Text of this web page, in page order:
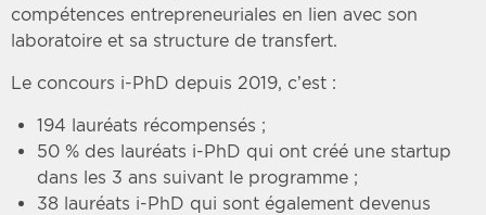
compétences entrepreneuriales en lien avec son
laboratoire et sa structure de transfert.
Le concours i-PhD depuis 2019, c’est :
194 lauréats récompensés ;
50 % des lauréats i-PhD qui ont créé une startup
dans les 3 ans suivant le programme ;
38 lauréats i-PhD qui sont également devenus